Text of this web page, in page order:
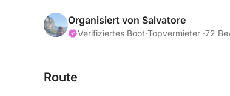
Die Fahrt beginnt in Richtung Capo
wo kristallklares Wasser auf eine
Organisiert von Salvatore
Verifiziertes Boot·Topvermieter ·72
Route